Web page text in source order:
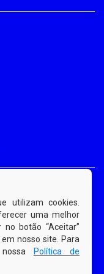
utilizam cookies.
uma melhor
botão “Aceitar”
nosso site. Para
Política de